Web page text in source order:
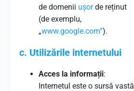
de domenii ușorde reținut
(de exemplu,
„www.google.com”).
c. Utilizările internetului
Acces la informații:
Internetul este o sursă vastă